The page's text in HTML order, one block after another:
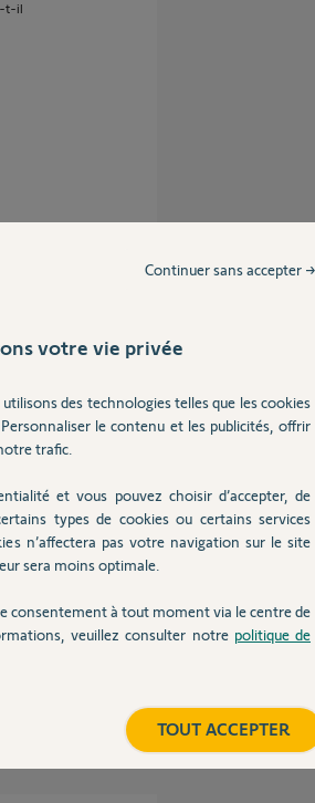
t-il
votre vie privée
des technologies telles que les cookies
le contenu et les publicités, offrir
trafic.
et vous pouvez choisir d’accepter, de
types de cookies ou certains services
n’affectera pas votre navigation sur le site
sera moins optimale.
consentement à tout moment via le centre de
veuillez consulter notre politique de
Continuer sans accepter →
TOUT ACCEPTER